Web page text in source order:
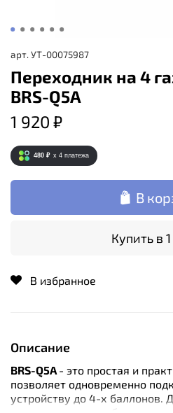
арт. УТ-00075987
Переходник на 4
BRS-Q5A
1 920 ₽
480 ₽ x 4 платежа
В
Купить в
В избранное
Описание
BRS-Q5A - это простая и
позволяет одновременно
устройству до 4-х баллонов.